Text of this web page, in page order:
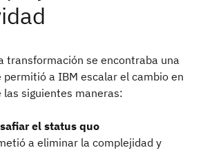
transformación se encontraba una
a IBM escalar el cambio en
siguientes maneras:
el status quo
a eliminar la complejidad y